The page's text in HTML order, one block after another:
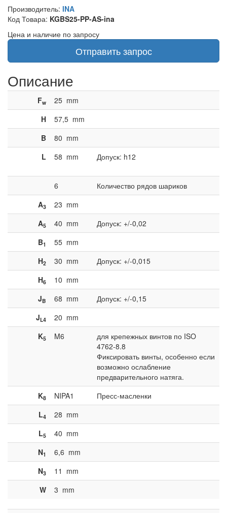
Производитель: INA
Код Товара: KGBS25-PP-AS-ina
Цена и наличие по запросу
Отправить запрос
Описание
Fw 25 mm
H
57,5 mm
B
80 mm
L
58 mm Допуск: h12
6
Количество рядов шариков
A3 23 mm
A5 40 mm
Допуск: +/-0,02
B1 55 mm
H2 30 mm
Допуск: +/-0,015
H6 10 mm
JB 68 mm
Допуск: +/-0,15
JL4 20 mm
K5 M6
для крепежных винтов по ISO
4762-8.8
Фиксировать винты, особенно если
возможно ослабление
предварительного натяга.
K8 NIPA1
Пресс-масленки
L4 28 mm
L5 40 mm
N1 6,6 mm
N3 11 mm
W
3 mm